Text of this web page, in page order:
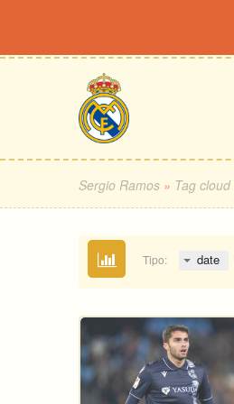
Sergio Ramos » Tag cloud
Tipo: date